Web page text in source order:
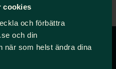
cookies
och förbättra
och din
när som helst ändra dina